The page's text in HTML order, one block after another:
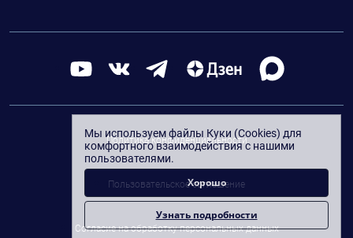
Политика конфиденциальности
Пользовательское соглашение
Согласие на обработку персональных данных
Мы используем файлы Куки (Cookies) для
комфортного взаимодействия с нашими
пользователями.
Хорошо
Узнать подробности